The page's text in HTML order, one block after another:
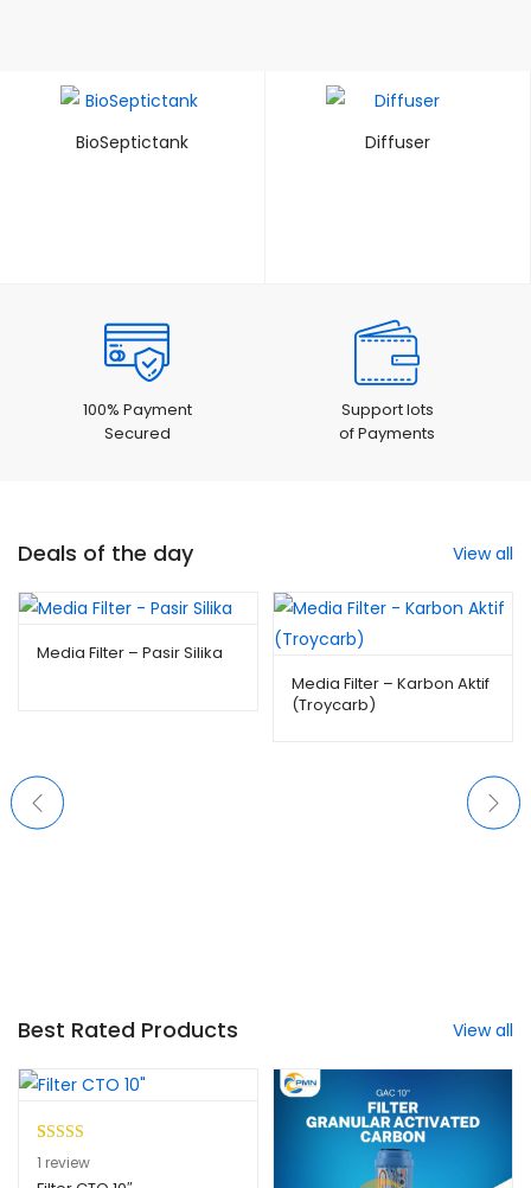
BioSeptictank Diffuser
100% Payment
Secured
Support lots
of Payments
Deals of the day View all
Media Filter – Pasir Silika
Media Filter – Karbon Aktif
(Troycarb)
Best Rated Products View all
Peringkat
5.00dari 5
11 review